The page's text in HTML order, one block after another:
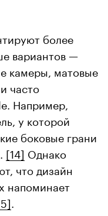
более
вариантов —
камеры, матовые
часто
Например,
у которой
боковые грани
[14] Однако
что дизайн
напоминает